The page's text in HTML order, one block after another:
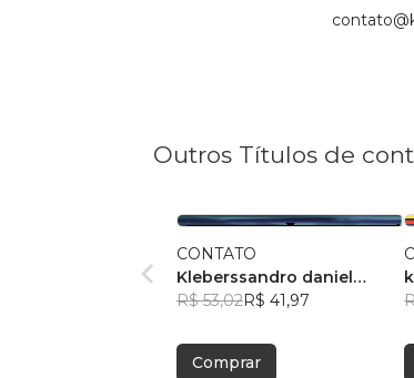
Outros Títulos de
CONTATO
Kleberssandro daniel
gomes
R$ 53,02R$ 41,97
Comprar